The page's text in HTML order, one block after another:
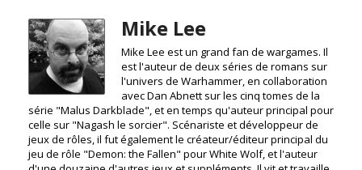
Mike Lee
Mike Lee est un grand fan de wargames. Il
est l'auteur de deux séries de romans sur
l'univers de Warhammer, en collaboration
avec Dan Abnett sur les cinq tomes de la
série "Malus Darkblade", et en temps qu'auteur principal pour
celle sur "Nagash le sorcier". Scénariste et développeur de
jeux de rôles, il fut également le créateur/éditeur principal du
jeu de rôle "Demon: the Fallen" pour White Wolf, et l'auteur